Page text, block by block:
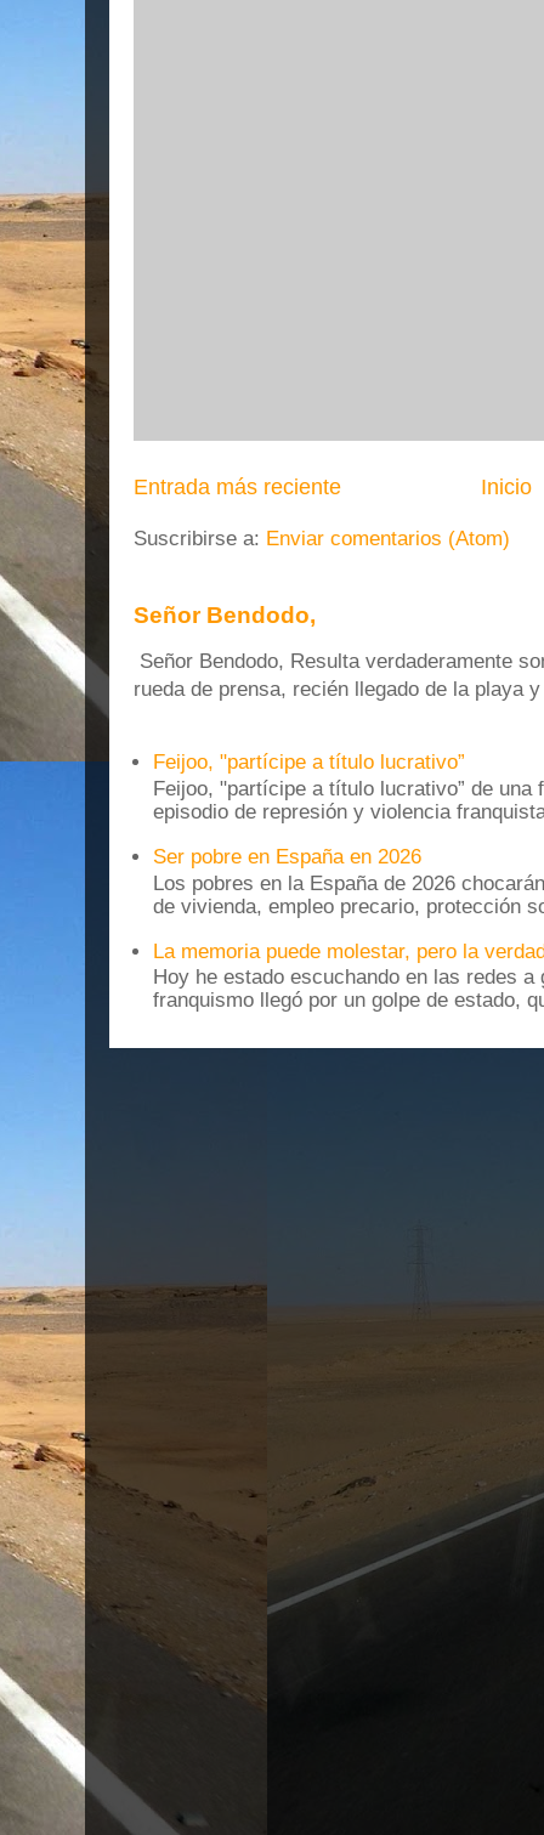
Entrada más reciente Inicio
Suscribirse a: Enviar comentarios (Atom)
Señor Bendodo,
Señor Bendodo, Resulta verdaderamente
rueda de prensa, recién llegado de la playa
Feijoo, "partícipe a título lucrativo”
Feijoo, "partícipe a título lucrativo” de una
episodio de represión y violencia
Ser pobre en España en 2026
Los pobres en la España de 2026
de vivienda, empleo precario, protección
La memoria puede molestar, pero la
Hoy he estado escuchando en las redes
franquismo llegó por un golpe de estado,